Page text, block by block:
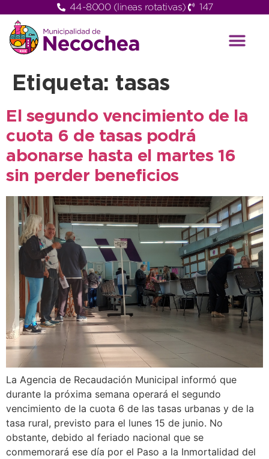
44-8000 (lineas rotativas) 147
Etiqueta: tasas
El segundo vencimiento de la
cuota 6 de tasas podrá
abonarse hasta el martes 16
sin perder beneficios
La Agencia de Recaudación Municipal informó que
durante la próxima semana operará el segundo
vencimiento de la cuota 6 de las tasas urbanas y de la
tasa rural, previsto para el lunes 15 de junio. No
obstante, debido al feriado nacional que se
conmemorará ese día por el Paso a la Inmortalidad del